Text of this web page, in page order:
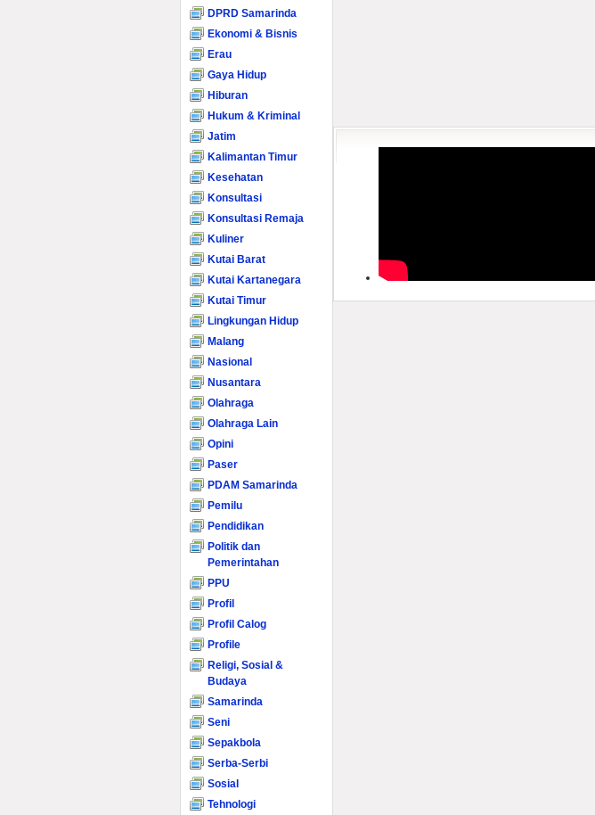
DPRD Samarinda
Ekonomi & Bisnis
Erau
Gaya Hidup
Hiburan
Hukum & Kriminal
Jatim
Kalimantan Timur
Kesehatan
Konsultasi
Konsultasi Remaja
Kuliner
Kutai Barat
Kutai Kartanegara
Kutai Timur
Lingkungan Hidup
Malang
Nasional
Nusantara
Olahraga
Olahraga Lain
Opini
Paser
PDAM Samarinda
Pemilu
Pendidikan
Politik dan
Pemerintahan
PPU
Profil
Profil Calog
Profile
Religi, Sosial &
Budaya
Samarinda
Seni
Sepakbola
Serba-Serbi
Sosial
Tehnologi